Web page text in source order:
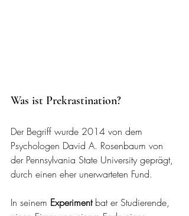
Was ist Prekrastination?
Der Begriff wurde 2014 von dem
Psychologen David A. Rosenbaum von
der Pennsylvania State University geprägt,
durch einen eher unerwarteten Fund.
In seinem Experiment bat er Studierende,